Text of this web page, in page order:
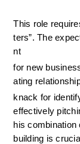
This role
ters”. The
nt
for new
ating
knack for
effectively
his combination
building is